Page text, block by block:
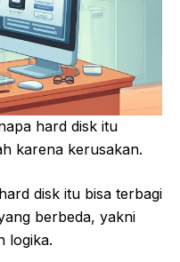
hard disk itu
karena kerusakan.
disk itu bisa terbagi
berbeda, yakni
logika.